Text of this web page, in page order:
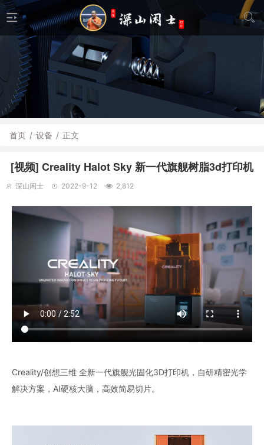
首页 / 设备 / 正文
[视频] Creality Halot Sky 新一代旗舰树脂3d打印机
深山闲士 2022-9-12 2,812
Creality/创想三维 全新一代旗舰光固化3D打印机，自研精密光学
解决方案，AI硬核大脑，高效简易切片。